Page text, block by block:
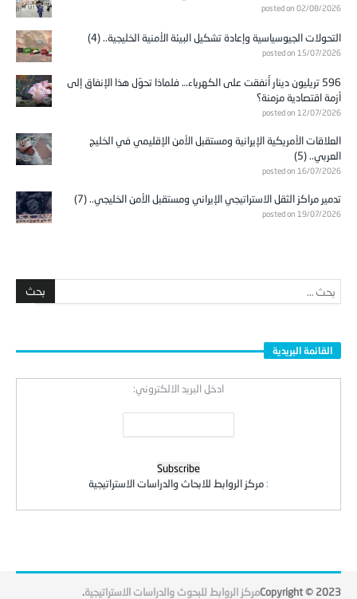
posted on 02/08/2026
التحولات الجيوسياسية وإعادة تشكيل البيئة الأمنية الخليجية.. (4)
posted on 15/07/2026
596 تريليون دينار أُنفقت على الكهرباء… فلماذا تحوّل هذا الإنفاق إلى
أزمة اقتصادية مزمنة؟
posted on 12/07/2026
العلاقات الأمريكية الإيرانية ومستقبل الأمن الإقليمي في الخليج
العربي.. (5)
posted on 16/07/2026
تدمير مراكز الثقل الاستراتيجي الإيراني ومستقبل الأمن الخليجي.. (7)
posted on 19/07/2026
القائمة البريدية
ادخل البريد الالكتروني:
: مركز الروابط للابحاث والدراسات الاستراتيجية
Copyright © 2023مركز الروابط للبحوث والدراسات الاستراتيجية.